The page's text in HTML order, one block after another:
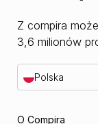
Z compira
3,6 milionów
Polska
O Compira